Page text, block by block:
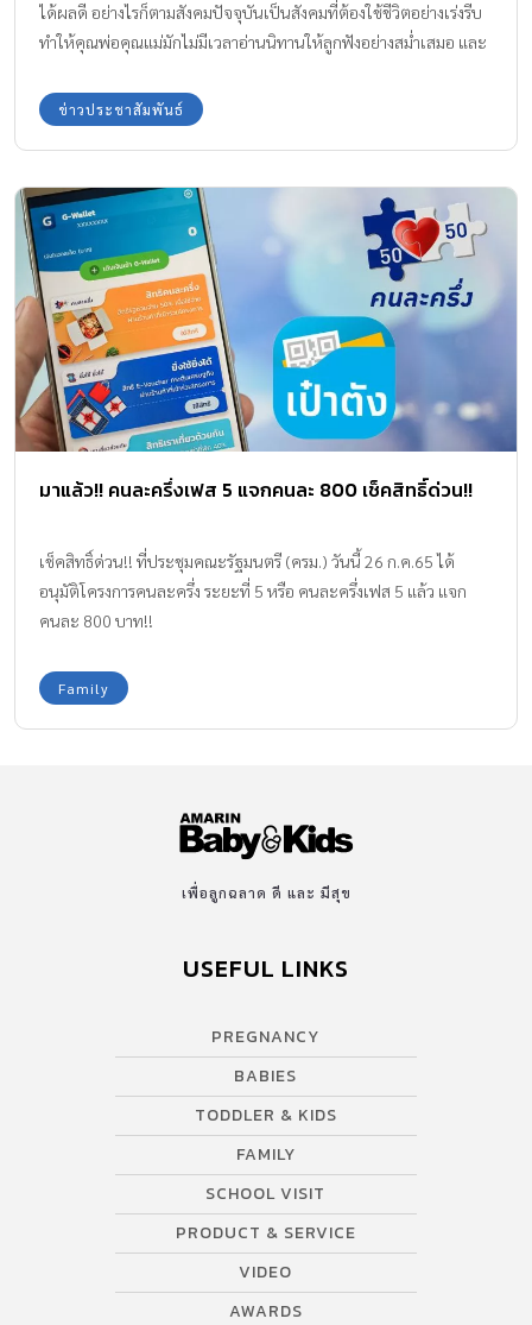
ได้ผลดี อย่างไรก็ตามสังคมปัจจุบันเป็นสังคมที่ต้องใช้ชีวิตอย่างเร่งรีบ
ทำให้คุณพ่อคุณแม่มักไม่มีเวลาอ่านนิทานให้ลูกฟังอย่างสม่ำเสมอ และ
ไม่เต็มที่ข่าวประชาสัมพันธ์
มาแล้ว!! คนละครึ่งเฟส 5 แจกคนละ 800 เช็คสิทธิ์ด่วน!!
เช็คสิทธิ์ด่วน!! ที่ประชุมคณะรัฐมนตรี (ครม.) วันนี้ 26 ก.ค.65 ได้
อนุมัติโครงการคนละครึ่ง ระยะที่ 5 หรือ คนละครึ่งเฟส 5 แล้ว แจก
คนละ 800 บาท!!
Family
เพื่อลูกฉลาด ดี และ มีสุข
USEFUL LINKS
PREGNANCY
BABIES
TODDLER & KIDS
FAMILY
SCHOOL VISIT
PRODUCT & SERVICE
VIDEO
AWARDS